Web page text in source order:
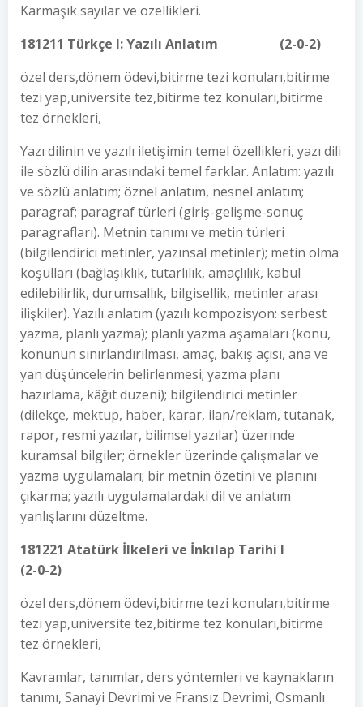
Karmaşık sayılar ve özellikleri.
181211 Türkçe I: Yazılı Anlatım (2-0-2)
özel ders,dönem ödevi,bitirme tezi konuları,bitirme
tezi yap,üniversite tez,bitirme tez konuları,bitirme
tez örnekleri,
Yazı dilinin ve yazılı iletişimin temel özellikleri, yazı dili
ile sözlü dilin arasındaki temel farklar. Anlatım: yazılı
ve sözlü anlatım; öznel anlatım, nesnel anlatım;
paragraf; paragraf türleri (giriş-gelişme-sonuç
paragrafları). Metnin tanımı ve metin türleri
(bilgilendirici metinler, yazınsal metinler); metin olma
koşulları (bağlaşıklık, tutarlılık, amaçlılık, kabul
edilebilirlik, durumsallık, bilgisellik, metinler arası
ilişkiler). Yazılı anlatım (yazılı kompozisyon: serbest
yazma, planlı yazma); planlı yazma aşamaları (konu,
konunun sınırlandırılması, amaç, bakış açısı, ana ve
yan düşüncelerin belirlenmesi; yazma planı
hazırlama, kâğıt düzeni); bilgilendirici metinler
(dilekçe, mektup, haber, karar, ilan/reklam, tutanak,
rapor, resmi yazılar, bilimsel yazılar) üzerinde
kuramsal bilgiler; örnekler üzerinde çalışmalar ve
yazma uygulamaları; bir metnin özetini ve planını
çıkarma; yazılı uygulamalardaki dil ve anlatım
yanlışlarını düzeltme.
181221 Atatürk İlkeleri ve İnkılap Tarihi I
(2-0-2)
özel ders,dönem ödevi,bitirme tezi konuları,bitirme
tezi yap,üniversite tez,bitirme tez konuları,bitirme
tez örnekleri,
Kavramlar, tanımlar, ders yöntemleri ve kaynakların
tanımı, Sanayi Devrimi ve Fransız Devrimi, Osmanlı